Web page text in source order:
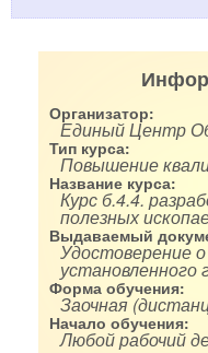
Организатор:
Единый Центр
Тип курса:
Повышение
Название курса:
Курс б.4.4.
полезных
Выдаваемый
Удостоверение
установленного
Форма обучения:
Заочная
Начало обучения:
Любой рабочий